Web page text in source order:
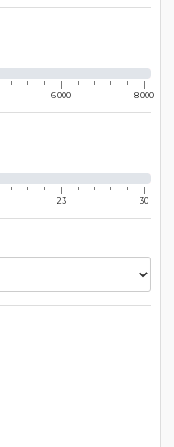
6 000 8 000
23 30